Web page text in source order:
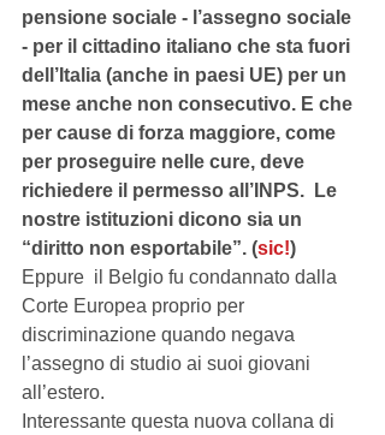
pensione sociale - l’assegno sociale
- per il cittadino italiano che sta fuori
dell’Italia (anche in paesi UE) per un
mese anche non consecutivo. E che
per cause di forza maggiore, come
per proseguire nelle cure, deve
richiedere il permesso all’INPS.  Le
nostre istituzioni dicono sia un
“diritto non esportabile”. (sic!)
Eppure  il Belgio fu condannato dalla
Corte Europea proprio per
discriminazione quando negava
l’assegno di studio ai suoi giovani
all’estero.
Interessante questa nuova collana di